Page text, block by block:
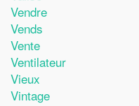
Vendre
Vends
Vente
Ventilateur
Vieux
Vintage